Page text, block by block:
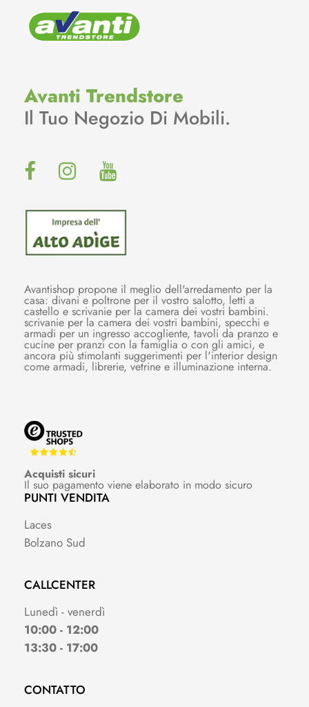
Avanti Trendstore
Il Tuo Negozio Di Mobili.
Avantishop propone il meglio dell'arredamento per la
casa: divani e poltrone per il vostro salotto, letti a
castello e scrivanie per la camera dei vostri bambini.
scrivanie per la camera dei vostri bambini, specchi e
armadi per un ingresso accogliente, tavoli da pranzo e
cucine per pranzi con la famiglia o con gli amici, e
ancora più stimolanti suggerimenti per l'interior design
come armadi, librerie, vetrine e illuminazione interna.
Acquisti sicuri
Il suo pagamento viene elaborato in modo sicuro
PUNTI VENDITA
Laces
Bolzano Sud
CALLCENTER
Lunedì - venerdì
10:00 - 12:00
13:30 - 17:00
CONTATTO